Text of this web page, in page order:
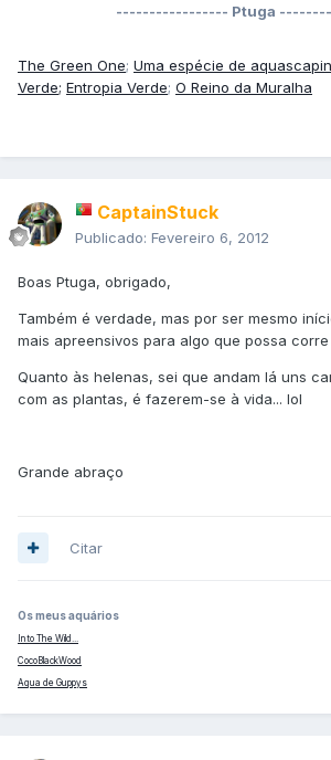
----------------- Ptuga
The Green One; Uma espécie de
Verde; Entropia Verde; O Reino da Muralha
CaptainStuck
Publicado: Fevereiro 6, 2012
Boas Ptuga, obrigado,
Também é verdade, mas por ser mesmo
mais apreensivos para algo que possa corre
Quanto às helenas, sei que andam lá uns
com as plantas, é fazerem-se à vida... lol
Grande abraço
Citar
Os meus aquários
Into The Wild...
CocoBlackWood
Aqua de Guppys